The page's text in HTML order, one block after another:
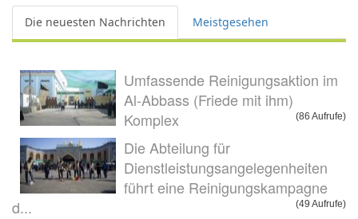
Die neuesten Nachrichten Meistgesehen
Umfassende Reinigungsaktion im
Al-Abbass (Friede mit ihm)
Komplex
(86 Aufrufe)
Die Abteilung für
Dienstleistungsangelegenheiten
führt eine Reinigungskampagne
d...
(49 Aufrufe)